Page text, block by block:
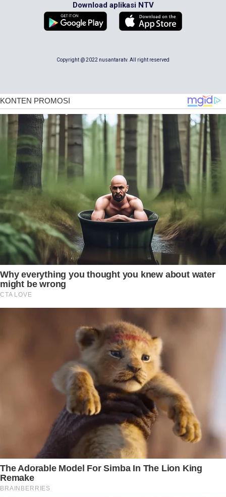
Download aplikasi NTV
Copyright @ 2022 nusantaratv. All right reserved